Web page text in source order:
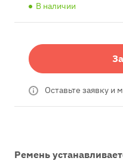
В наличии
Оставьте заявку и
Ремень